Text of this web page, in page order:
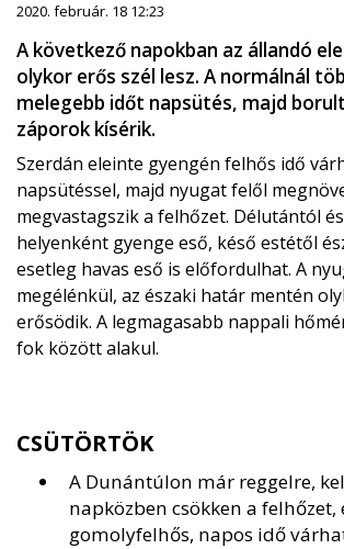
2020. február. 18 12:23
A következő napokban az állandó
olykor erős szél lesz. A normálnál
melegebb időt napsütés, majd
záporok kísérik.
Szerdán eleinte gyengén felhős idő
napsütéssel, majd nyugat felől
megvastagszik a felhőzet. Délutántól
helyenként gyenge eső, késő estétől
esetleg havas eső is előfordulhat. A
megélénkül, az északi határ mentén
erősödik. A legmagasabb nappali
fok között alakul.
CSÜTÖRTÖK
A Dunántúlon már reggelre,
napközben csökken a felhőzet,
gomolyfelhős, napos idő